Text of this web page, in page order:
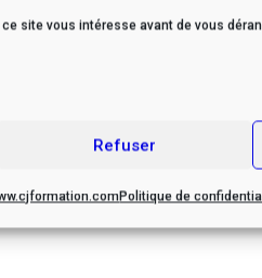
site vous intéresse avant de vous
Refuser
Politique de